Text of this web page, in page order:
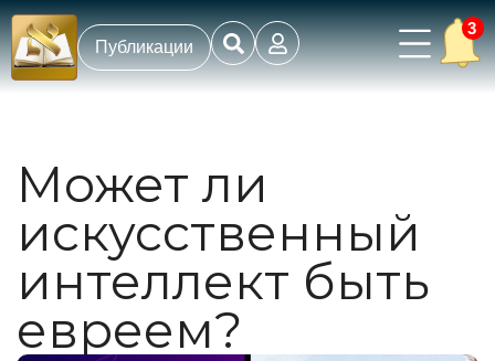
Публикации
3
Может ли
искусственный
интеллект быть
евреем?